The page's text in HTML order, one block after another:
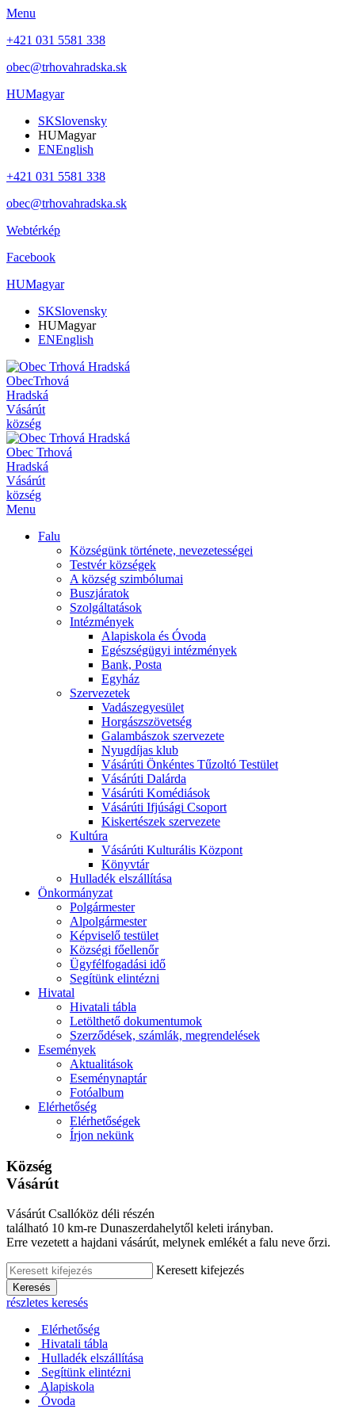
Menu
+421 031 5581 338
obec@trhovahradska.sk
HUMagyar
SKSlovensky
HUMagyar
ENEnglish
+421 031 5581 338
obec@trhovahradska.sk
Webtérkép
Facebook
HUMagyar
SKSlovensky
HUMagyar
ENEnglish
ObecTrhová
Hradská
Vásárút
község
Obec Trhová
Hradská
Vásárút
község
Menu
Falu
Községünk története, nevezetességei
Testvér községek
A község szimbólumai
Buszjáratok
Szolgáltatások
Intézmények
Alapiskola és Óvoda
Egészségügyi intézmények
Bank, Posta
Egyház
Szervezetek
Vadászegyesület
Horgászszövetség
Galambászok szervezete
Nyugdíjas klub
Vásárúti Önkéntes Tűzoltó Testület
Vásárúti Dalárda
Vásárúti Komédiások
Vásárúti Ifjúsági Csoport
Kiskertészek szervezete
Kultúra
Vásárúti Kulturális Központ
Könyvtár
Hulladék elszállítása
Önkormányzat
Polgármester
Alpolgármester
Képviselő testület
Községi főellenőr
Ügyfélfogadási idő
Segítünk elintézni
Hivatal
Hivatali tábla
Letölthető dokumentumok
Szerződések, számlák, megrendelések
Események
Aktualitások
Eseménynaptár
Fotóalbum
Elérhetőség
Elérhetőségek
Írjon nekünk
Község
Vásárút
Vásárút Csallóköz déli részén
található 10 km-re Dunaszerdahelytől keleti irányban.
Erre vezetett a hajdani vásárút, melynek emlékét a falu neve őrzi.
Keresett kifejezés
Keresés
részletes keresés
Elérhetőség
Hivatali tábla
Hulladék elszállítása
Segítünk elintézni
Alapiskola
Óvoda